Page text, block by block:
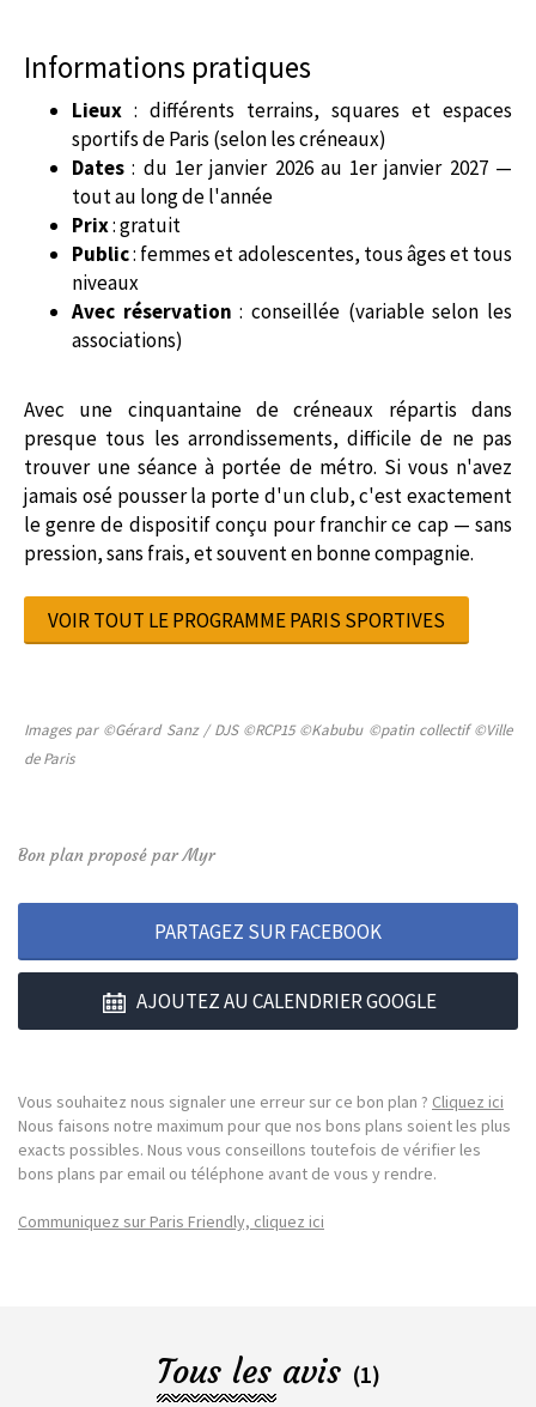
Informations pratiques
Lieux : différents terrains, squares et espaces
sportifs de Paris (selon les créneaux)
Dates : du 1er janvier 2026 au 1er janvier 2027 —
tout au long de l'année
Prix: gratuit
Public: femmes et adolescentes, tous âges et tous
niveaux
Avec réservation : conseillée (variable selon les
associations)
Avec une cinquantaine de créneaux répartis dans
presque tous les arrondissements, difficile de ne pas
trouver une séance à portée de métro. Si vous n'avez
jamais osé pousser la porte d'un club, c'est exactement
le genre de dispositif conçu pour franchir ce cap — sans
pression, sans frais, et souvent en bonne compagnie.
VOIR TOUT LE PROGRAMME PARIS SPORTIVES
Images par ©Gérard Sanz / DJS ©RCP15 ©Kabubu ©patin collectif ©Ville
de Paris
Bon plan proposé par Myr
PARTAGEZ SUR FACEBOOK
AJOUTEZ AU CALENDRIER GOOGLE
Vous souhaitez nous signaler une erreur sur ce bon plan ? Cliquez ici
Nous faisons notre maximum pour que nos bons plans soient les plus
exacts possibles. Nous vous conseillons toutefois de vérifier les
bons plans par email ou téléphone avant de vous y rendre.
Communiquez sur Paris Friendly, cliquez ici
Tous les avis (1)